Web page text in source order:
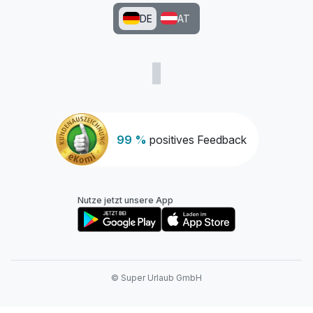
Ausstattung 99 % positives Feedback
DE AT
Nutze jetzt unsere App
© Super Urlaub GmbH